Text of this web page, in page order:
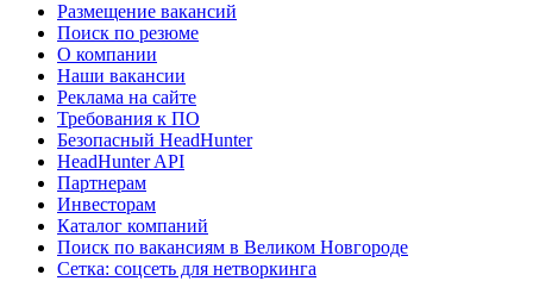
Размещение вакансий
Поиск по резюме
О компании
Наши вакансии
Реклама на сайте
Требования к ПО
Безопасный HeadHunter
HeadHunter API
Партнерам
Инвесторам
Каталог компаний
Поиск по вакансиям в Великом Новгороде
Сетка: соцсеть для нетворкинга